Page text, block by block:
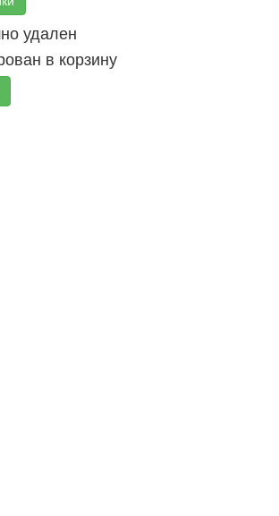
удален
в корзину